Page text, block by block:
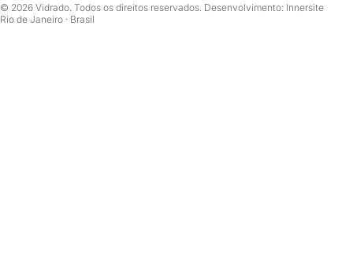
© 2026 Vidrado. Todos os direitos reservados. Desenvolvimento: Innersite
Rio de Janeiro · Brasil